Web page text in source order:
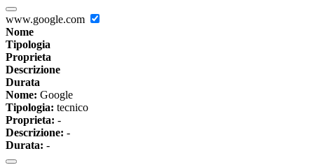
www.google.com
Nome
Tipologia
Proprieta
Descrizione
Durata
Nome: Google
Tipologia: tecnico
Proprieta: -
Descrizione: -
Durata: -